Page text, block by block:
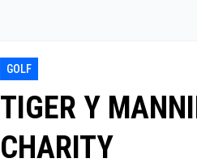
GOLF
TIGER Y
CHARITY